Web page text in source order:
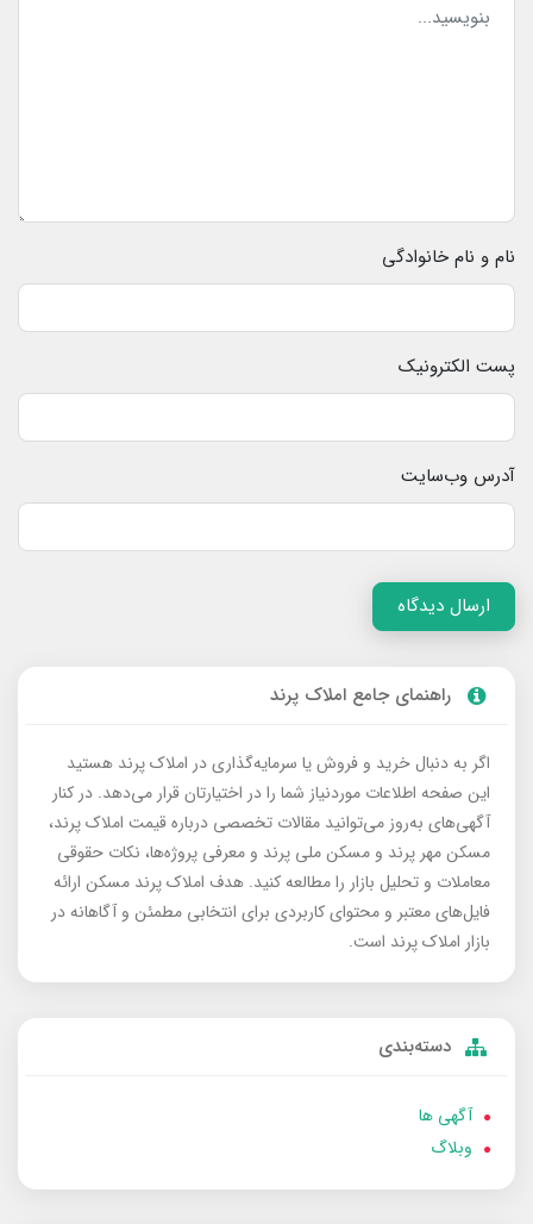
نام و نام خانوادگی
پست الکترونیک
آدرس وب‌سایت
ارسال دیدگاه
راهنمای جامع املاک پرند
اگر به دنبال خرید و فروش یا سرمایه‌گذاری در املاک پرند هستید
این صفحه اطلاعات موردنیاز شما را در اختیارتان قرار می‌دهد. در کنار
آگهی‌های به‌روز می‌توانید مقالات تخصصی درباره قیمت املاک پرند،
مسکن مهر پرند و مسکن ملی پرند و معرفی پروژه‌ها، نکات حقوقی
معاملات و تحلیل بازار را مطالعه کنید. هدف املاک پرند مسکن ارائه
فایل‌های معتبر و محتوای کاربردی برای انتخابی مطمئن و آگاهانه در
بازار املاک پرند است.
دسته‌بندی
آگهی ها
وبلاگ